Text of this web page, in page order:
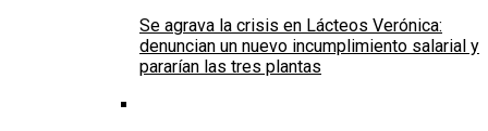
Se agrava la crisis en Lácteos Verónica:
denuncian un nuevo incumplimiento salarial y
pararían las tres plantas